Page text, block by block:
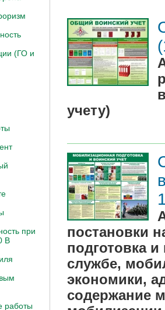
(ГО и
при
В
работы
учету)
постановки
подготовка
службе,
экономики,
содержание